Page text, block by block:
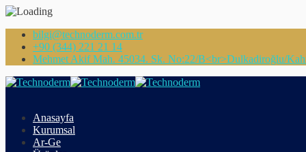
bilgi@technoderm.com.tr
+90 (344) 221 21 14
Mehmet Akif Mah. 45034. Sk. No:22/B<br>Dulkadiroğlu/
Anasayfa
Kurumsal
Ar-Ge